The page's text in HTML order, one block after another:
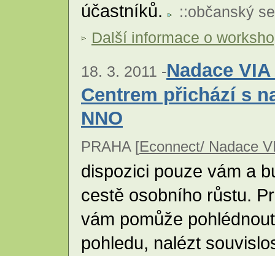
účastníků.
::občanský
Další informace o
18. 3. 2011 -Nadace
Centrem přichází s
NNO
PRAHA [Econnect/ Nadace
dispozici pouze vám a
cestě osobního růstu.
vám pomůže
pohledu, nalézt